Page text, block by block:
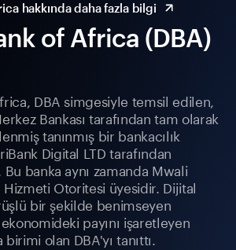
of Africa (DBA)
DBA simgesiyle temsil edilen,
Bankası tarafından tam olarak
tanınmış bir bankacılık
Digital LTD tarafından
banka aynı zamanda Mwali
Hizmeti Otoritesi üyesidir. Dijital
bir şekilde benimseyen
payını işaretleyen
olan DBA'yı tanıttı.
hakkında daha fazla bilgi